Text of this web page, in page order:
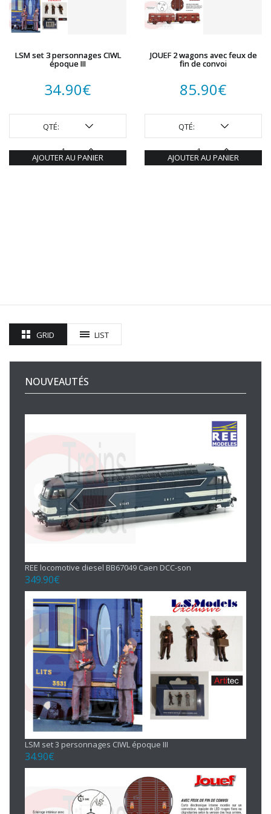
LSM set 3 personnages CIWL
époque III
34.90€
QTÉ:
AJOUTER AU PANIER
JOUEF 2 wagons avec feux de
fin de convoi
85.90€
QTÉ:
AJOUTER AU PANIER
GRID LIST
NOUVEAUTÉS
REE locomotive diesel BB67049 Caen DCC-son
349.90€
LSM set 3 personnages CIWL époque III
34.90€